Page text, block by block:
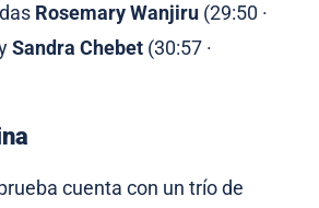
Rosemary Wanjiru (29:50 ·
Sandra Chebet (30:57 ·
cuenta con un trío de